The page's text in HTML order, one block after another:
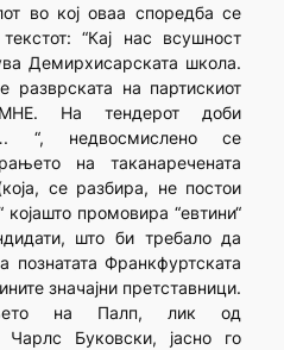
во кој оваа споредба се
“Кај нас всушност
Демирхисарската школа.
разврската на партискиот
На тендерот доби
“, недвосмислено се
на таканаречената
се разбира, не постои
промовира “евтини“
што би требало да
познатата Франкфуртската
значајни претставници.
на Палп, лик од
Буковски, јасно го